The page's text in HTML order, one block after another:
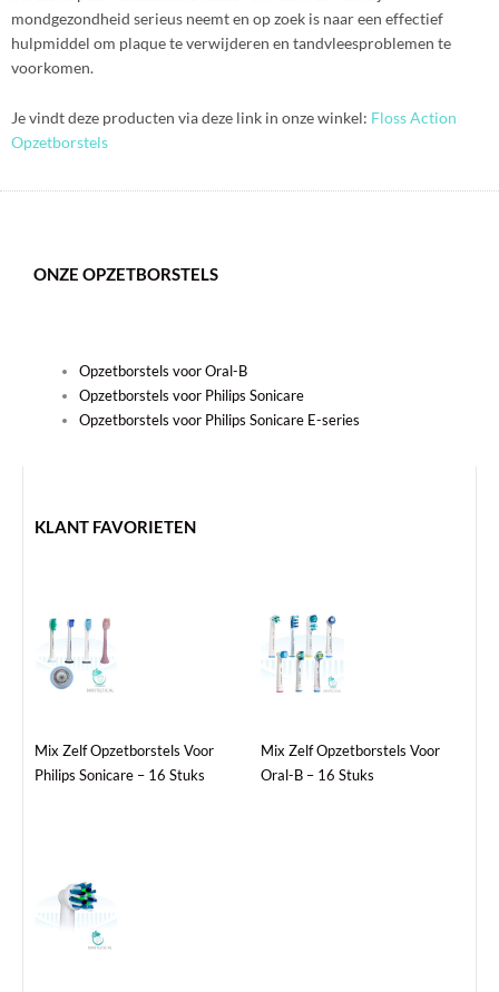
mondgezondheid serieus neemt en op zoek is naar een effectief
hulpmiddel om plaque te verwijderen en tandvleesproblemen te
voorkomen.
Je vindt deze producten via deze link in onze winkel: Floss Action
Opzetborstels
ONZE OPZETBORSTELS
Opzetborstels voor Oral-B
Opzetborstels voor Philips Sonicare
Opzetborstels voor Philips Sonicare E-series
KLANT FAVORIETEN
Mix Zelf Opzetborstels Voor
Philips Sonicare – 16 Stuks
Mix Zelf Opzetborstels Voor
Oral-B – 16 Stuks
product
heeft
meerdere